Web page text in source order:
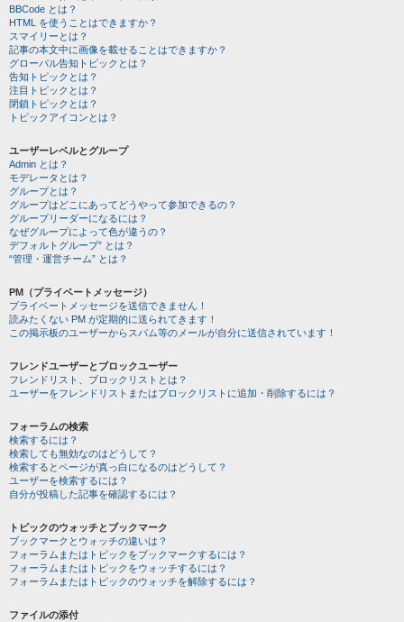
BBCode とは？
HTML を使うことはできますか？
スマイリーとは？
記事の本文中に画像を載せることはできますか？
グローバル告知トピックとは？
告知トピックとは？
注目トピックとは？
閉鎖トピックとは？
トピックアイコンとは？
ユーザーレベルとグループ
Admin とは？
モデレータとは？
グループとは？
グループはどこにあってどうやって参加できるの？
グループリーダーになるには？
なぜグループによって色が違うの？
デフォルトグループ” とは？
“管理・運営チーム” とは？
PM（プライベートメッセージ）
プライベートメッセージを送信できません！
読みたくない PM が定期的に送られてきます！
この掲示板のユーザーからスパム等のメールが自分に送信されています！
フレンドユーザーとブロックユーザー
フレンドリスト、ブロックリストとは？
ユーザーをフレンドリストまたはブロックリストに追加・削除するには？
フォーラムの検索
検索するには？
検索しても無効なのはどうして？
検索するとページが真っ白になるのはどうして？
ユーザーを検索するには？
自分が投稿した記事を確認するには？
トピックのウォッチとブックマーク
ブックマークとウォッチの違いは？
フォーラムまたはトピックをブックマークするには？
フォーラムまたはトピックをウォッチするには？
フォーラムまたはトピックのウォッチを解除するには？
ファイルの添付